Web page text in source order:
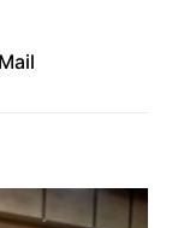
Mail